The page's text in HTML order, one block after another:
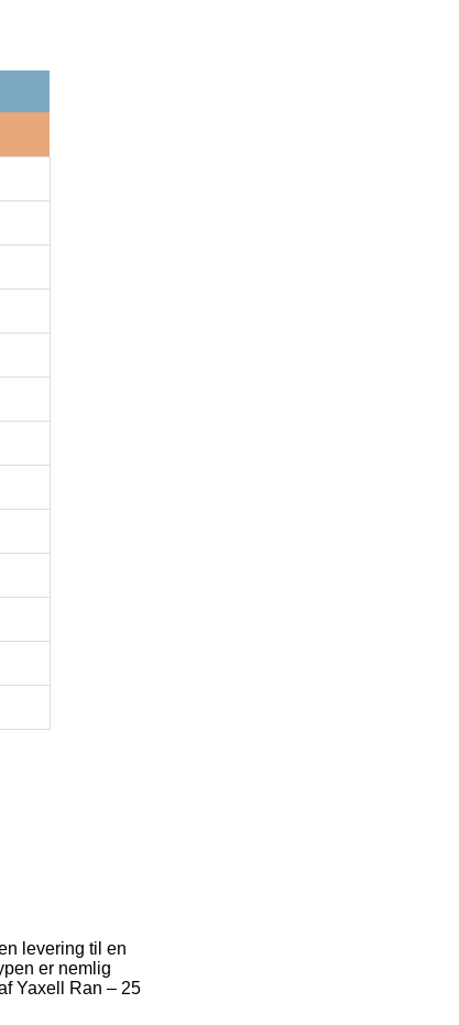
levering til en
er nemlig
Yaxell Ran – 25